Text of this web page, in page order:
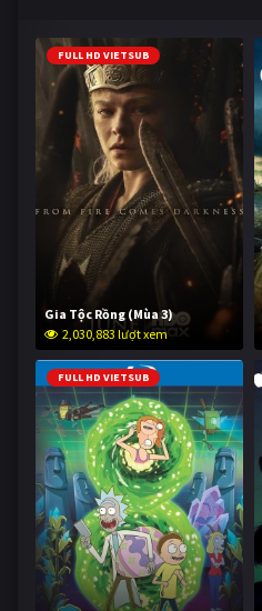
FULL HD VIETSUB
Gia Tộc Rồng (Mùa 3)
2,030,883 lượt xem
FULL HD VIETSUB